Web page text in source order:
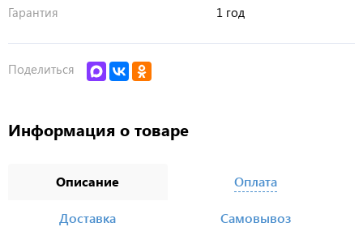
Гарантия
1 год
Поделиться
Информация о товаре
Описание Оплата
Доставка Самовывоз